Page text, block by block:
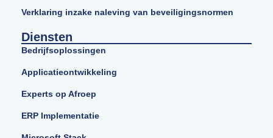
Verklaring inzake naleving van beveiligingsnormen
Diensten
Bedrijfsoplossingen
Applicatieontwikkeling
Experts op Afroep
ERP Implementatie